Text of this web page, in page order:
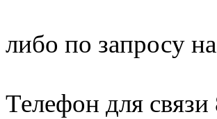
либо по запросу
Телефон для